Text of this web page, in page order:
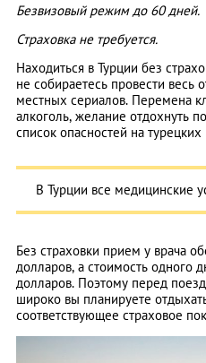
Безвизовый режим до 60 дней.
Страховка не требуется.
Находиться в Турции без
не собираетесь провести весь
местных сериалов. Перемена
алкоголь, желание отдохнуть
список опасностей на турецких
В Турции все медицинские
Без страховки прием у врача
долларов, а стоимость одного
долларов. Поэтому перед
широко вы планируете
соответствующее страховое